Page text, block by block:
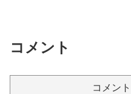
コメント
コメン